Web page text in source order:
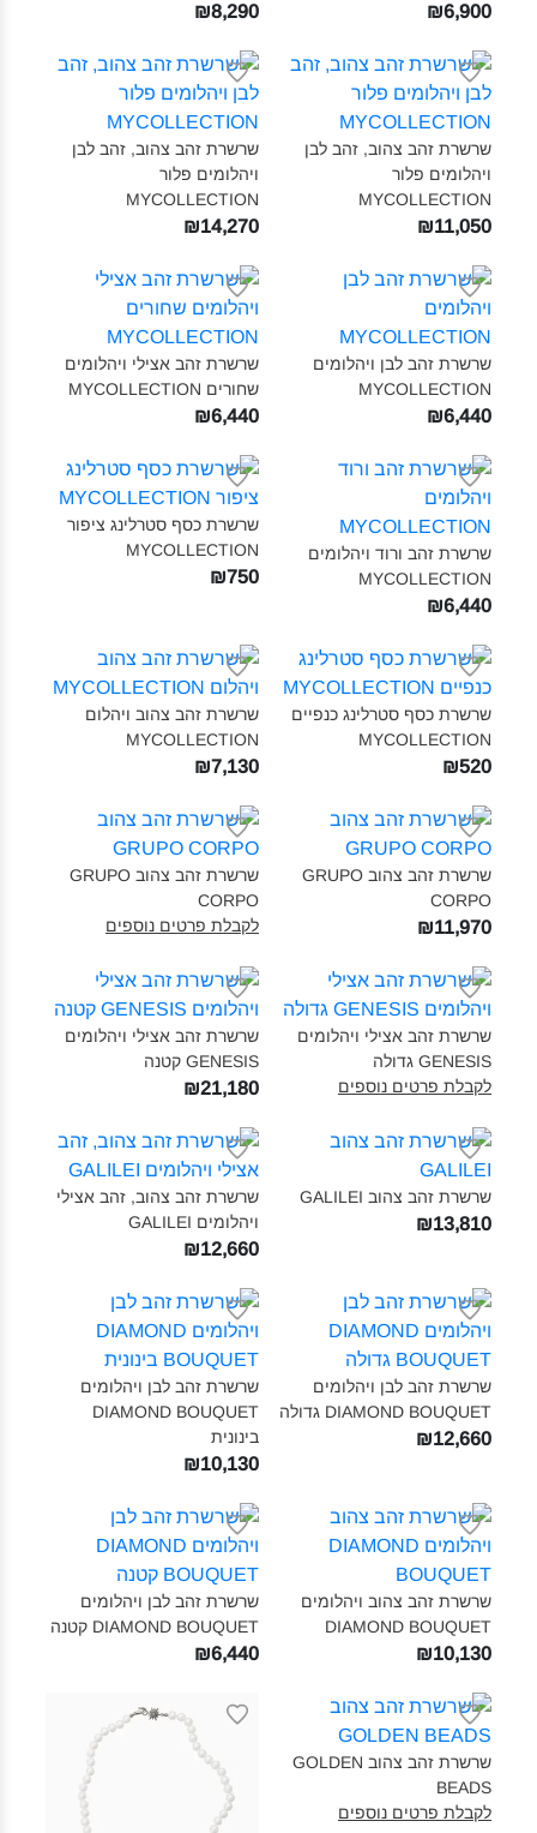
₪6,900
₪8,290
שרשרת זהב צהוב, זהב לבן
ויהלומים פלור
MYCOLLECTION‎
₪11,050
שרשרת זהב צהוב, זהב לבן
ויהלומים פלור
MYCOLLECTION‎
₪14,270
שרשרת זהב לבן ויהלומים
MYCOLLECTION‎
₪6,440
שרשרת זהב אצילי ויהלומים
שחורים MYCOLLECTION‎
₪6,440
שרשרת זהב ורוד ויהלומים
MYCOLLECTION‎
₪6,440
שרשרת כסף סטרלינג ציפור
MYCOLLECTION‎
₪750
שרשרת כסף סטרלינג כנפיים
MYCOLLECTION‎
₪520
שרשרת זהב צהוב ויהלום
MYCOLLECTION‎
₪7,130
שרשרת זהב צהוב GRUPO
CORPO‎
₪11,970
שרשרת זהב צהוב GRUPO
CORPO‎
לקבלת פרטים נוספים
שרשרת זהב אצילי ויהלומים
GENESIS גדולה‎
לקבלת פרטים נוספים
שרשרת זהב אצילי ויהלומים
GENESIS קטנה‎
₪21,180
שרשרת זהב צהוב GALILEI‎
₪13,810
שרשרת זהב צהוב, זהב אצילי
ויהלומים GALILEI‎
₪12,660
שרשרת זהב לבן ויהלומים
DIAMOND BOUQUET גדולה‎
₪12,660
שרשרת זהב לבן ויהלומים
DIAMOND BOUQUET
בינונית‎
₪10,130
שרשרת זהב צהוב ויהלומים
DIAMOND BOUQUET‎
₪10,130
שרשרת זהב לבן ויהלומים
DIAMOND BOUQUET קטנה‎
₪6,440
שרשרת זהב צהוב GOLDEN
BEADS‎
לקבלת פרטים נוספים